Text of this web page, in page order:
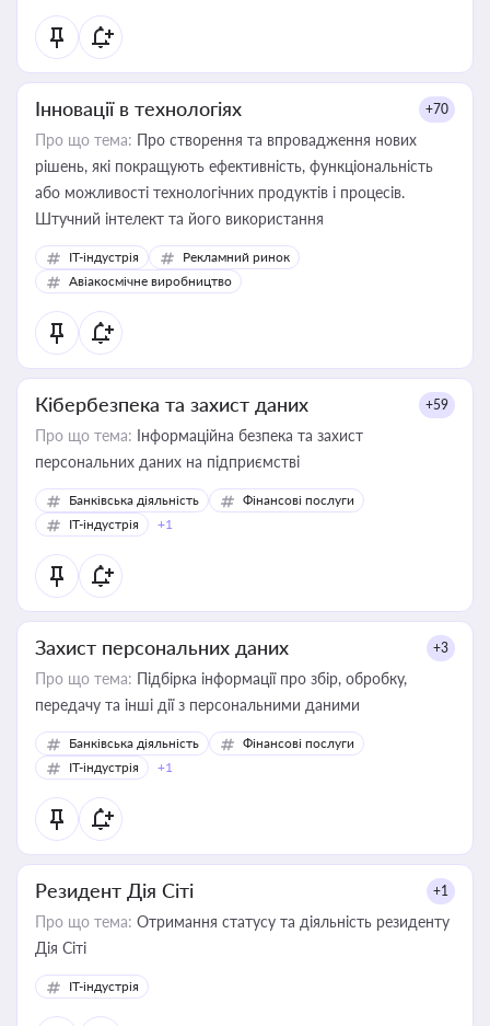
Інновації в технологіях +70
Про що тема: Про створення та впровадження нових
рішень, які покращують ефективність, функціональність
або можливості технологічних продуктів і процесів.
Штучний інтелект та його використання
IT-індустрія
Рекламний ринок
Авіакосмічне виробництво
Кібербезпека та захист даних +59
Про що тема: Інформаційна безпека та захист
персональних даних на підприємстві
Банківська діяльність
Фінансові послуги
IT-індустрія
+1
Захист персональних даних +3
Про що тема: Підбірка інформації про збір, обробку,
передачу та інші дії з персональними даними
Банківська діяльність
Фінансові послуги
IT-індустрія
+1
Резидент Дія Сіті +1
Про що тема: Отримання статусу та діяльність резиденту
Дія Сіті
IT-індустрія